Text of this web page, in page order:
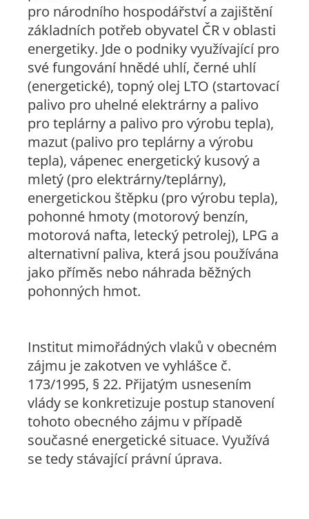
pro národního hospodářství a zajištění
základních potřeb obyvatel ČR v oblasti
energetiky. Jde o podniky využívající pro
své fungování hnědé uhlí, černé uhlí
(energetické), topný olej LTO (startovací
palivo pro uhelné elektrárny a palivo
pro teplárny a palivo pro výrobu tepla),
mazut (palivo pro teplárny a výrobu
tepla), vápenec energetický kusový a
mletý (pro elektrárny/teplárny),
energetickou štěpku (pro výrobu tepla),
pohonné hmoty (motorový benzín,
motorová nafta, letecký petrolej), LPG a
alternativní paliva, která jsou používána
jako příměs nebo náhrada běžných
pohonných hmot.
Institut mimořádných vlaků v obecném
zájmu je zakotven ve vyhlášce č.
173/1995, § 22. Přijatým usnesením
vlády se konkretizuje postup stanovení
tohoto obecného zájmu v případě
současné energetické situace. Využívá
se tedy stávající právní úprava.